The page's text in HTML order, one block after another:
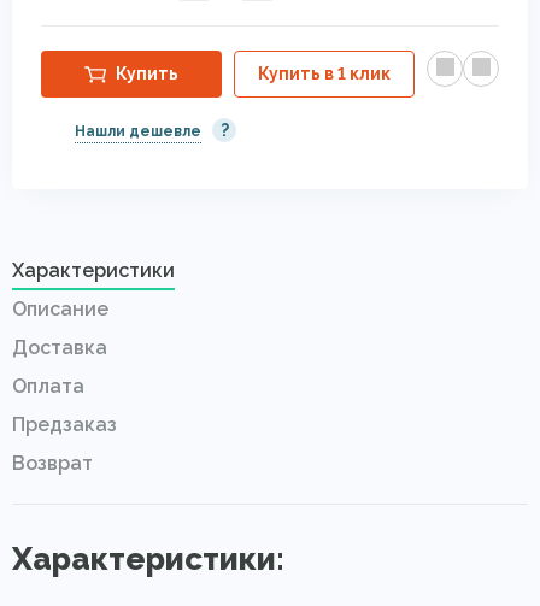
Купить Купить в 1 клик
Нашли дешевле ?
Характеристики
Описание
Доставка
Оплата
Предзаказ
Возврат
Характеристики: